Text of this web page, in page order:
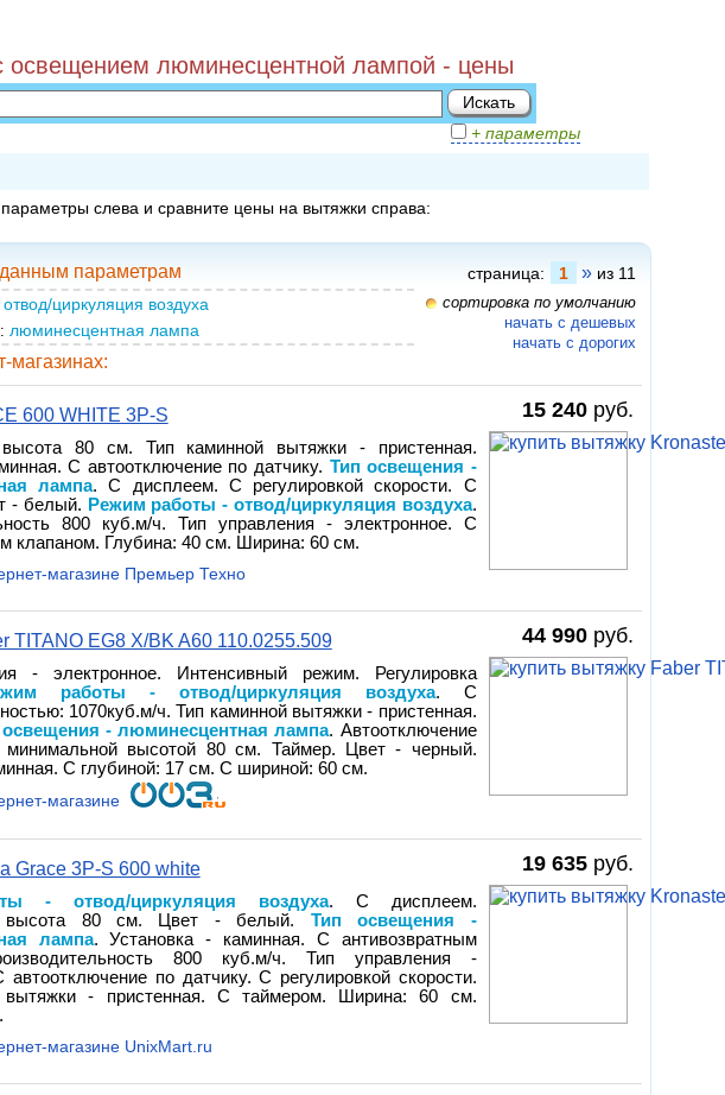
освещением люминесцентной лампой - цены
+ параметры
слева и сравните цены на вытяжки справа:
страница: 1 » из 11
сортировка по умолчанию
начать с дешевых
начать с дорогих
параметрам
отвод/циркуляция воздуха
люминесцентная лампа
магазинах:
15 240руб.
600 WHITE 3P-S
80 см. Тип каминной вытяжки - пристенная.
С автоотключение по датчику. Тип освещения -
лампа. С дисплеем. С регулировкой скорости. С
- белый. Режим работы - отвод/циркуляция воздуха.
800 куб.м/ч. Тип управления - электронное. С
клапаном. Глубина: 40 см. Ширина: 60 см.
магазине Премьер Техно
44 990руб.
TITANO EG8 X/BK A60 110.0255.509
- электронное. Интенсивный режим. Регулировка
работы - отвод/циркуляция воздуха. С
1070куб.м/ч. Тип каминной вытяжки - пристенная.
- люминесцентная лампа. Автоотключение
минимальной высотой 80 см. Таймер. Цвет - черный.
С глубиной: 17 см. С шириной: 60 см.
магазине
19 635руб.
Grace 3P-S 600 white
- отвод/циркуляция воздуха. С дисплеем.
высота 80 см. Цвет - белый. Тип освещения -
лампа. Установка - каминная. С антивозвратным
800 куб.м/ч. Тип управления -
автоотключение по датчику. С регулировкой скорости.
вытяжки - пристенная. С таймером. Ширина: 60 см.
магазине UnixMart.ru